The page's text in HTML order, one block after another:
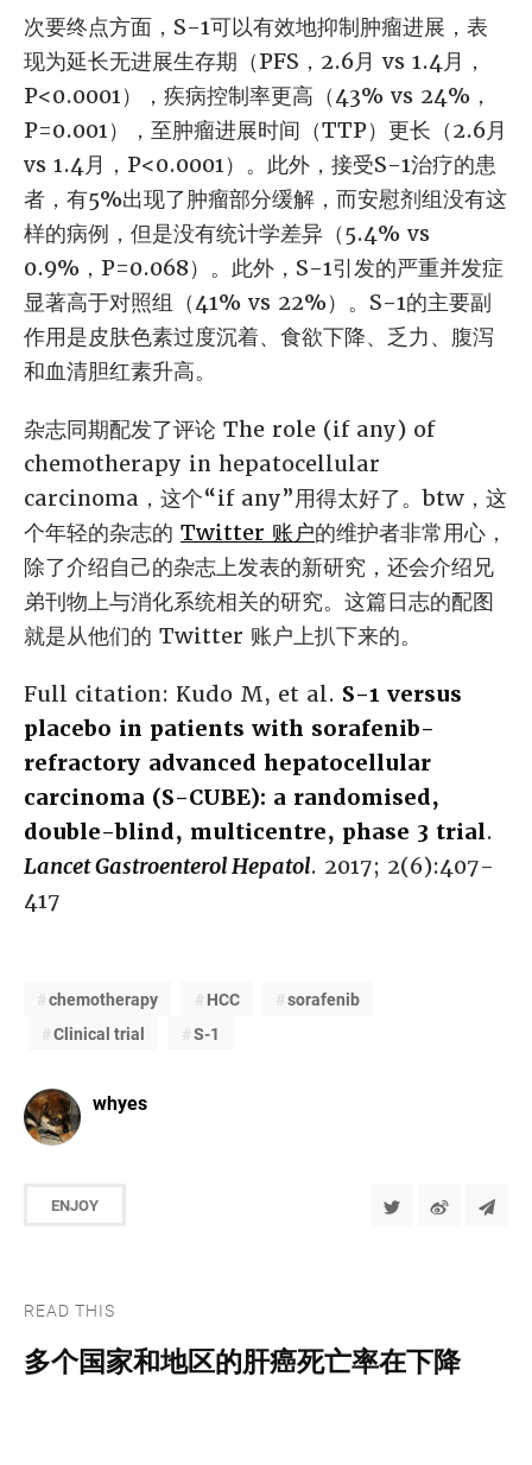
次要终点方面，S-1可以有效地抑制肿瘤进展，表
现为延长无进展生存期（PFS，2.6月 vs 1.4月，
P<0.0001），疾病控制率更高（43% vs 24%，
P=0.001），至肿瘤进展时间（TTP）更长（2.6月
vs 1.4月，P<0.0001）。此外，接受S-1治疗的患
者，有5%出现了肿瘤部分缓解，而安慰剂组没有这
样的病例，但是没有统计学差异（5.4% vs
0.9%，P=0.068）。此外，S-1引发的严重并发症
显著高于对照组（41% vs 22%）。S-1的主要副
作用是皮肤色素过度沉着、食欲下降、乏力、腹泻
和血清胆红素升高。
杂志同期配发了评论 The role (if any) of
chemotherapy in hepatocellular
carcinoma，这个“if any”用得太好了。btw，这
个年轻的杂志的 Twitter 账户的维护者非常用心，
除了介绍自己的杂志上发表的新研究，还会介绍兄
弟刊物上与消化系统相关的研究。这篇日志的配图
就是从他们的 Twitter 账户上扒下来的。
Full citation: Kudo M, et al. S-1 versus
placebo in patients with sorafenib-
refractory advanced hepatocellular
carcinoma (S-CUBE): a randomised,
double-blind, multicentre, phase 3 trial.
Lancet Gastroenterol Hepatol. 2017; 2(6):407-
417
chemotherapy HCC
sorafenib
Clinical trial
S-1
whyes
ENJOY
READ THIS
多个国家和地区的肝癌死亡率在下降